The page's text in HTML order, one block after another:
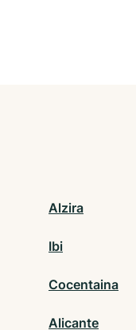
Alzira
Ibi
Cocentaina
Alicante